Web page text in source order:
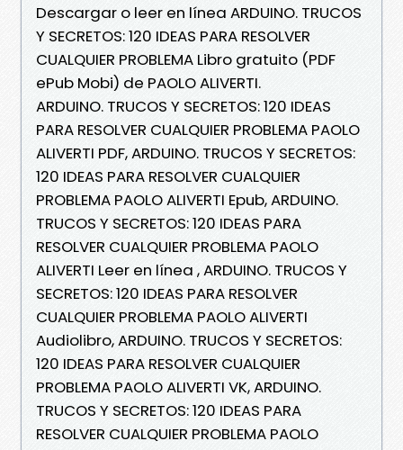
Descargar o leer en línea ARDUINO. TRUCOS
Y SECRETOS: 120 IDEAS PARA RESOLVER
CUALQUIER PROBLEMA Libro gratuito (PDF
ePub Mobi) de PAOLO ALIVERTI.
ARDUINO. TRUCOS Y SECRETOS: 120 IDEAS
PARA RESOLVER CUALQUIER PROBLEMA PAOLO
ALIVERTI PDF, ARDUINO. TRUCOS Y SECRETOS:
120 IDEAS PARA RESOLVER CUALQUIER
PROBLEMA PAOLO ALIVERTI Epub, ARDUINO.
TRUCOS Y SECRETOS: 120 IDEAS PARA
RESOLVER CUALQUIER PROBLEMA PAOLO
ALIVERTI Leer en línea , ARDUINO. TRUCOS Y
SECRETOS: 120 IDEAS PARA RESOLVER
CUALQUIER PROBLEMA PAOLO ALIVERTI
Audiolibro, ARDUINO. TRUCOS Y SECRETOS:
120 IDEAS PARA RESOLVER CUALQUIER
PROBLEMA PAOLO ALIVERTI VK, ARDUINO.
TRUCOS Y SECRETOS: 120 IDEAS PARA
RESOLVER CUALQUIER PROBLEMA PAOLO